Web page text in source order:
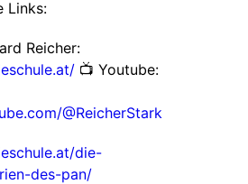
Links:
Reicher:
📺 Youtube:
@ReicherStark
die-
des-pan/